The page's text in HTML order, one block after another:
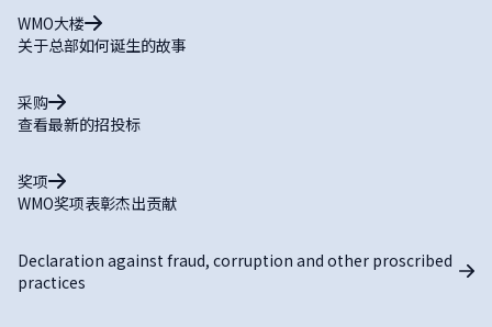
WMO大楼
关于总部如何诞生的故事
采购
查看最新的招投标
奖项
WMO奖项表彰杰出贡献
Declaration against fraud, corruption and other proscribed
practices